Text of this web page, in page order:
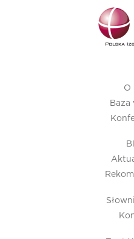
O
Baza